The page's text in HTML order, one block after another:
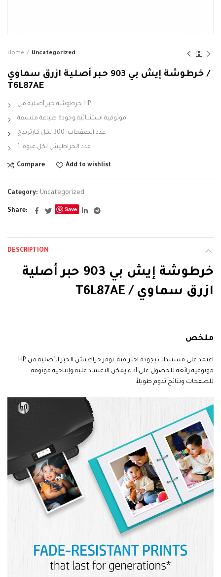
Home Uncategorized
خرطوشة إيش بي 903 حبر أصلية ازرق سماوي /
T6L87AE
خرطوشة حبر أصلية من HP
موثوقية استثنائية وجودة طباعة متسقة
عدد الصفحات: 300 لكل كارتريدج
عدد الخراطيش لكل عبوة: 1
Compare Add to wishlist
Category: Uncategorized
Share Save
DESCRIPTION
خرطوشة إيش بي 903 حبر أصلية
ازرق سماوي / T6L87AE
ملخص
اعتمد على مستندات بجودة احترافية. توفر خراطيش الحبر الأصلية من HP
موثوقية رائعة للحصول على أداء يمكن الاعتماد عليه وإنتاجية موثوقة
للصفحات ونتائج تدوم طويلاً.